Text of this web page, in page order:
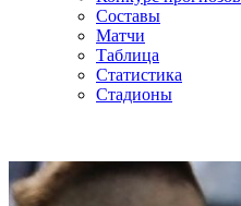
Составы
Матчи
Таблица
Статистика
Стадионы